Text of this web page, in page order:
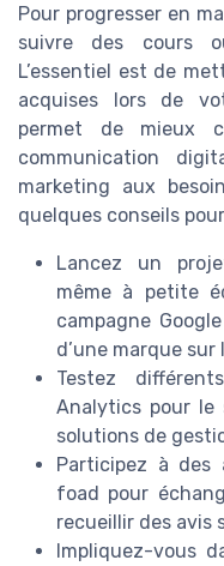
Pour progresser en
suivre des cours
L’essentiel est de
acquises lors de
permet de mieux
communication
marketing aux
quelques conseils
Lancez un
même à petite
campagne
d’une marque
Testez
Analytics pour le
solutions de
Participez à des
foad pour
recueillir des avis
Impliquez-vous